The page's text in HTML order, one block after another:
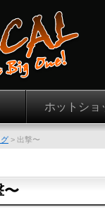
ホットショ
> 出撃〜
〜